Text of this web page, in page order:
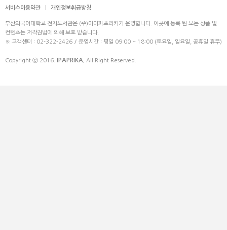
서비스이용약관 개인정보취급방침
부산외국어대학교 전자도서관은 (주)아이파프리카가 운영합니다. 이곳에 등록 된 모든 상품 및
컨텐츠는 저작권법에 의해 보호 받습니다.
※ 고객센터 : 02-322-2426 / 운영시간 : 평일 09:00 ~ 18:00 (토요일, 일요일, 공휴일 휴무)
Copyright ⓒ 2016. IPAPRIKA. All Right Reserved.